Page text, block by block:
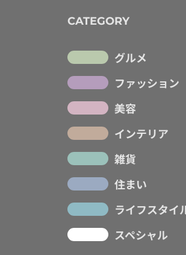
CATEGORY
グルメ
ファッション
美容
インテリア
雑貨
住まい
ライフスタイ
スペシャル